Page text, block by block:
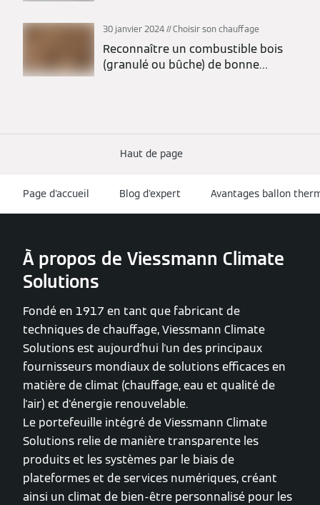
30 janvier 2024 Choisir son chauffage
Reconnaître un combustible bois
(granulé ou bûche) de bonne
Haut de page
Page d'accueil Blog d'expert Avantages ballon
À propos de Viessmann Climate
Solutions
Fondé en 1917 en tant que fabricant de
techniques de chauffage, Viessmann Climate
Solutions est aujourd'hui l'un des principaux
fournisseurs mondiaux de solutions efficaces en
matière de climat (chauffage, eau et qualité de
l'air) et d'énergie renouvelable.
Le portefeuille intégré de Viessmann Climate
Solutions relie de manière transparente les
produits et les systèmes par le biais de
plateformes et de services numériques, créant
ainsi un climat de bien-être personnalisé pour les